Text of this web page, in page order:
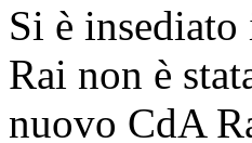
Si è
Rai non è
nuovo CdA